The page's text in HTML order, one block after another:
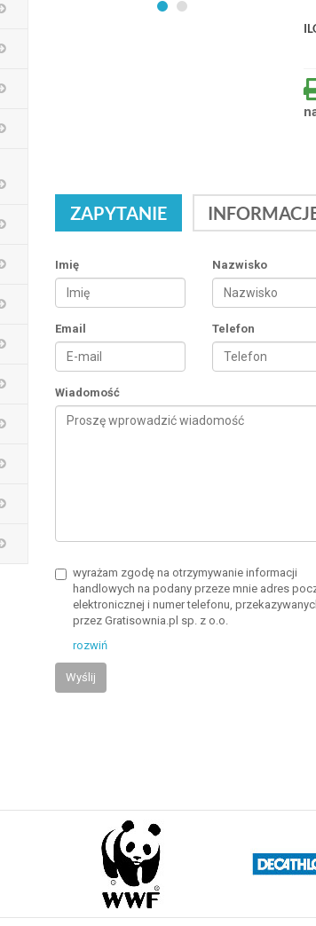
ZAPYTANIE
Imię Nazwisko
Email Telefon
Wiadomość
wyrażam zgodę na otrzymywanie informacji
handlowych na podany przeze mnie adres
elektronicznej i numer telefonu,
przez Gratisownia.pl sp. z o.o.
rozwiń
Wyślij